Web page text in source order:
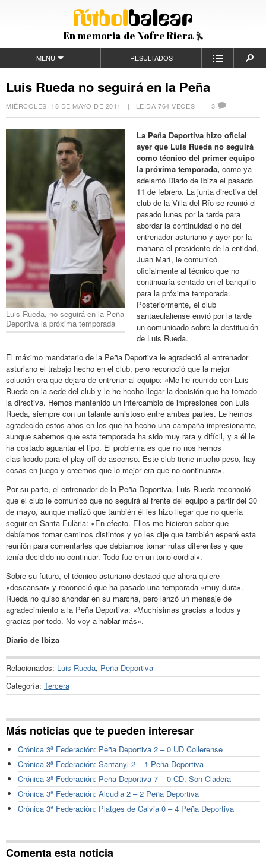
En memoria de Nofre Riera
MENÚ RESULTADOS
Luis Rueda no seguirá en la Peña
MIÉRCOLES, 18 DE MAYO DE 2011 | LEÍDA 764 VECES |3
Luis Rueda, no seguirá en la Peña
Deportiva la próxima temporada
La Peña Deportiva hizo oficial
ayer que Luis Rueda no seguirá
como técnico del primer equipo
la próxima temporada, como ya
adelantó Diario de Ibiza el pasado
11 de febrero. La junta directiva del
club de la Villa del Río se reunió el
pasado lunes por la tarde para
abordar la continuidad o no del
entrenador asturiano y ayer por la
mañana el presidente de la entidad,
Juan Marí, le comunicó
oficialmente al técnico que no
continuaría sentado en el banquillo
para la próxima temporada.
Posteriormente, el club
santaeulaliense envió por la tarde
un comunicado sobre la destitución
de Luis Rueda.
El máximo mandatario de la Peña Deportiva le agradeció al entrenador
asturiano el trabajo hecho en el club, pero reconoció que la mejor
solución era que dejara de entrenar al equipo: «Me he reunido con Luis
Rueda en la sede del club y le he hecho llegar la decisión que ha tomado
la directiva. Hemos mantenido un intercambio de impresiones con Luis
Rueda, siempre con un talante amistoso entre ambas partes. Le hemos
agradecido estos años en los que ha hecho una campaña impresionante,
aunque sabemos que esta temporada ha sido muy rara y difícil, y a él le
ha costado aguantar el tipo. El problema es que no nos hemos
clasificado para el play-off de ascenso. Este club tiene mucho peso, hay
cosas en juego y creemos que lo mejor era que no continuara».
Por su parte, el entrenador de la Peña Deportiva, Luis Rueda reconoció
que el club le comunicó que no seguirá al frente del equipo a partir del 30
de mayo, aunque matizó que también él les hizo llegar que no quería
seguir en Santa Eulària: «En efecto. Ellos me hicieron saber que
debíamos tomar caminos distintos y yo les dije que también esperé esta
reunión para comentarles que debíamos tomar rutas diferentes y que
tenía decidido no continuar. Todo fue en un tono cordial».
Sobre su futuro, el técnico asturiano destacó que ahora quiere
«descansar» y reconoció que ha pasado una temporada «muy dura».
Rueda no quiso ahondar en su marcha, pero lanzó un mensaje de
agradecimiento a la Peña Deportiva: «Muchísimas gracias a todos y
gracias por todo. No voy a hablar más».
Diario de Ibiza
Relacionados: Luis Rueda, Peña Deportiva
Categoría: Tercera
Más noticias que te pueden interesar
Crónica 3ª Federación: Peña Deportiva 2 – 0 UD Collerense
Crónica 3ª Federación: Santanyi 2 – 1 Peña Deportiva
Crónica 3ª Federación: Peña Deportiva 7 – 0 CD. Son Cladera
Crónica 3ª Federación: Alcudia 2 – 2 Peña Deportiva
Crónica 3ª Federación: Platges de Calvia 0 – 4 Peña Deportiva
Comenta esta noticia